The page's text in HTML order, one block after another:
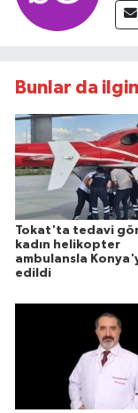
Bunlar da
Tokat'ta tedavi
kadın helikopter
ambulansla
edildi